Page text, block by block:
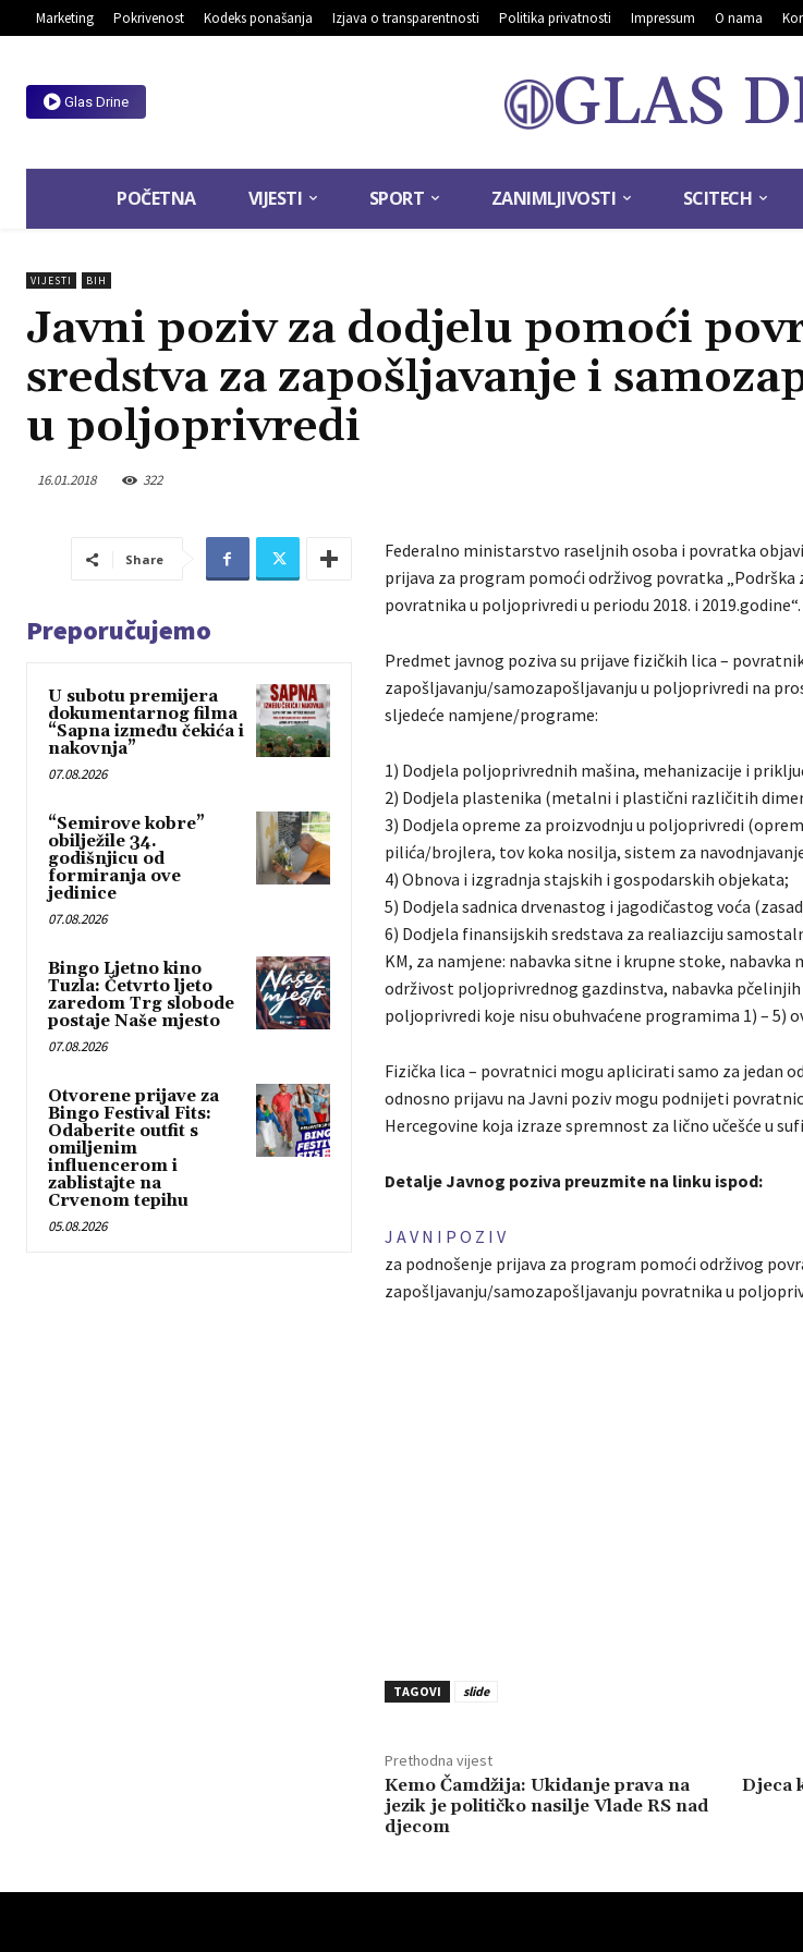
Marketing Pokrivenost Kodeks ponašanja Izjava o transparentnosti Politika privatnosti Impressum O nama
Glas Drine GLAS
POČETNA VIJESTI SPORT ZANIMLJIVOSTI SCITECH
VIJESTI BIH
Javni poziv za dodjelu pomoći
sredstva za zapošljavanje i
u poljoprivredi
16.01.2018 322
Share
Preporučujemo
U subotu premijera
dokumentarnog filma
“Sapna između čekića i
nakovnja”
07.08.2026
“Semirove kobre”
obilježile 34.
godišnjicu od
formiranja ove
jedinice
07.08.2026
Bingo Ljetno kino
Tuzla: Četvrto ljeto
zaredom Trg slobode
postaje Naše mjesto
07.08.2026
Otvorene prijave za
Bingo Festival Fits:
Odaberite outfit s
omiljenim
influencerom i
zablistajte na
Crvenom tepihu
05.08.2026
Federalno ministarstvo raseljnih osoba i povratka
prijava za program pomoći održivog povratka
povratnika u poljoprivredi u periodu 2018. i 2019.godine“.
Predmet javnog poziva su prijave fizičkih lica –
zapošljavanju/samozapošljavanju u poljoprivredi na
sljedeće namjene/programe:
1) Dodjela poljoprivrednih mašina, mehanizacije i
2) Dodjela plastenika (metalni i plastični različitih
3) Dodjela opreme za proizvodnju u poljoprivredi
pilića/brojlera, tov koka nosilja, sistem za
4) Obnova i izgradnja stajskih i gospodarskih objekata;
5) Dodjela sadnica drvenastog i jagodičastog voća
6) Dodjela finansijskih sredstava za realiazciju
KM, za namjene: nabavka sitne i krupne stoke,
održivost poljoprivrednog gazdinstva, nabavka pčelinjih
poljoprivredi koje nisu obuhvaćene programima 1) – 5)
Fizička lica – povratnici mogu aplicirati samo za jedan
odnosno prijavu na Javni poziv mogu podnijeti
Hercegovine koja izraze spremnost za lično učešće u
Detalje Javnog poziva preuzmite na linku ispod:
J A V N I P O Z I V
za podnošenje prijava za program pomoći održivog
zapošljavanju/samozapošljavanju povratnika u
TAGOVI slide
Prethodna vijest
Kemo Čamdžija: Ukidanje prava na
jezik je političko nasilje Vlade RS nad
djecom
Djeca